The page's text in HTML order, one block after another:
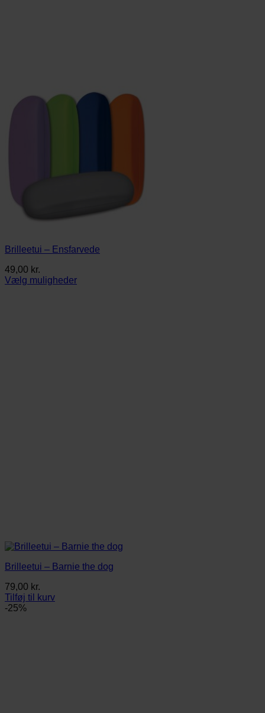
Brilleetui – Ensfarvede
49,00 kr.
Vælg muligheder
Brilleetui – Barnie the dog
79,00 kr.
Tilføj til kurv
-25%